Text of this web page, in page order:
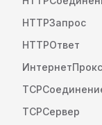
HTTPЗапрос
HTTPОтвет
TCPСервер